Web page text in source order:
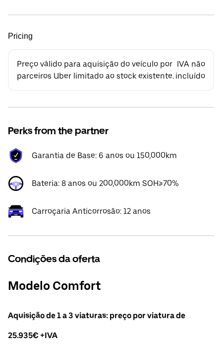
Pricing
Preço válido para aquisição do veículo por
parceiros Uber limitado ao stock existente.
IVA não
incluído
Perks from the partner
Garantia de Base: 6 anos ou 150,000km
Bateria: 8 anos ou 200,000km SOH≥70%
Carroçaria Anticorrosão: 12 anos
Condições da oferta
Modelo Comfort
Aquisição de 1 a 3 viaturas: preço por viatura de
25.935€ +IVA